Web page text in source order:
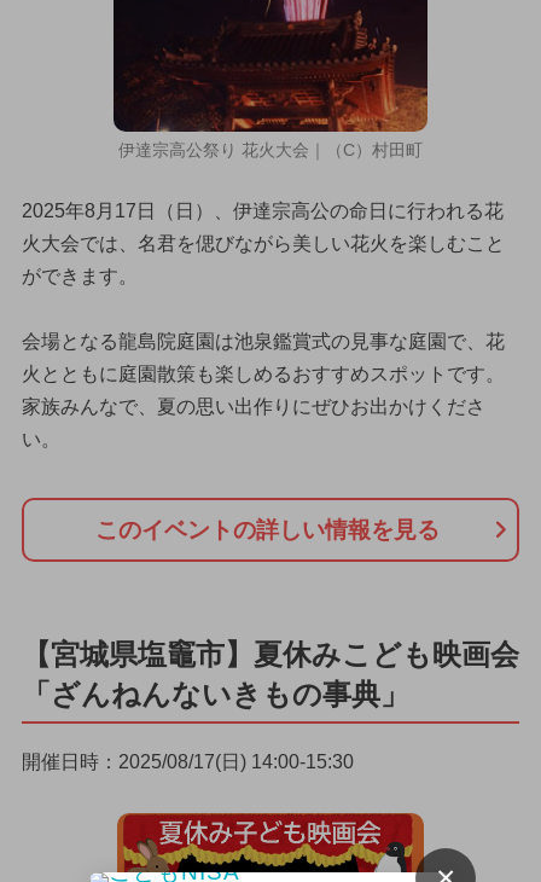
伊達宗高公祭り 花火大会｜（C）村田町
2025年8月17日（日）、伊達宗高公の命日に行われる花
火大会では、名君を偲びながら美しい花火を楽しむこと
ができます。
会場となる龍島院庭園は池泉鑑賞式の見事な庭園で、花
火とともに庭園散策も楽しめるおすすめスポットです。
家族みんなで、夏の思い出作りにぜひお出かけくださ
い。
このイベントの詳しい情報を見る
【宮城県塩竈市】夏休みこども映画会
「ざんねんないきもの事典」
開催日時：2025/08/17(日) 14:00-15:30